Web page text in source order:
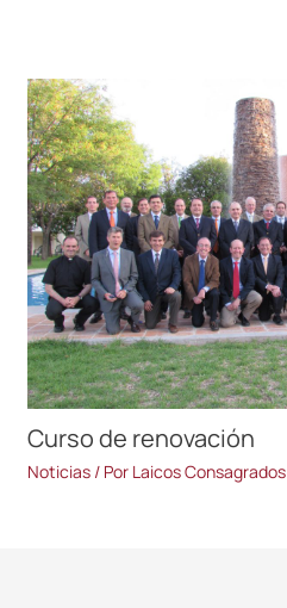
Curso de renovación
Noticias/ Por Laicos Consagrados